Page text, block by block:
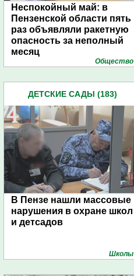
Неспокойный май: в
Пензенской области пять
раз объявляли ракетную
опасность за неполный
месяц
Общество
ДЕТСКИЕ САДЫ (183)
В Пензе нашли массовые
нарушения в охране школ
и детсадов
Школы